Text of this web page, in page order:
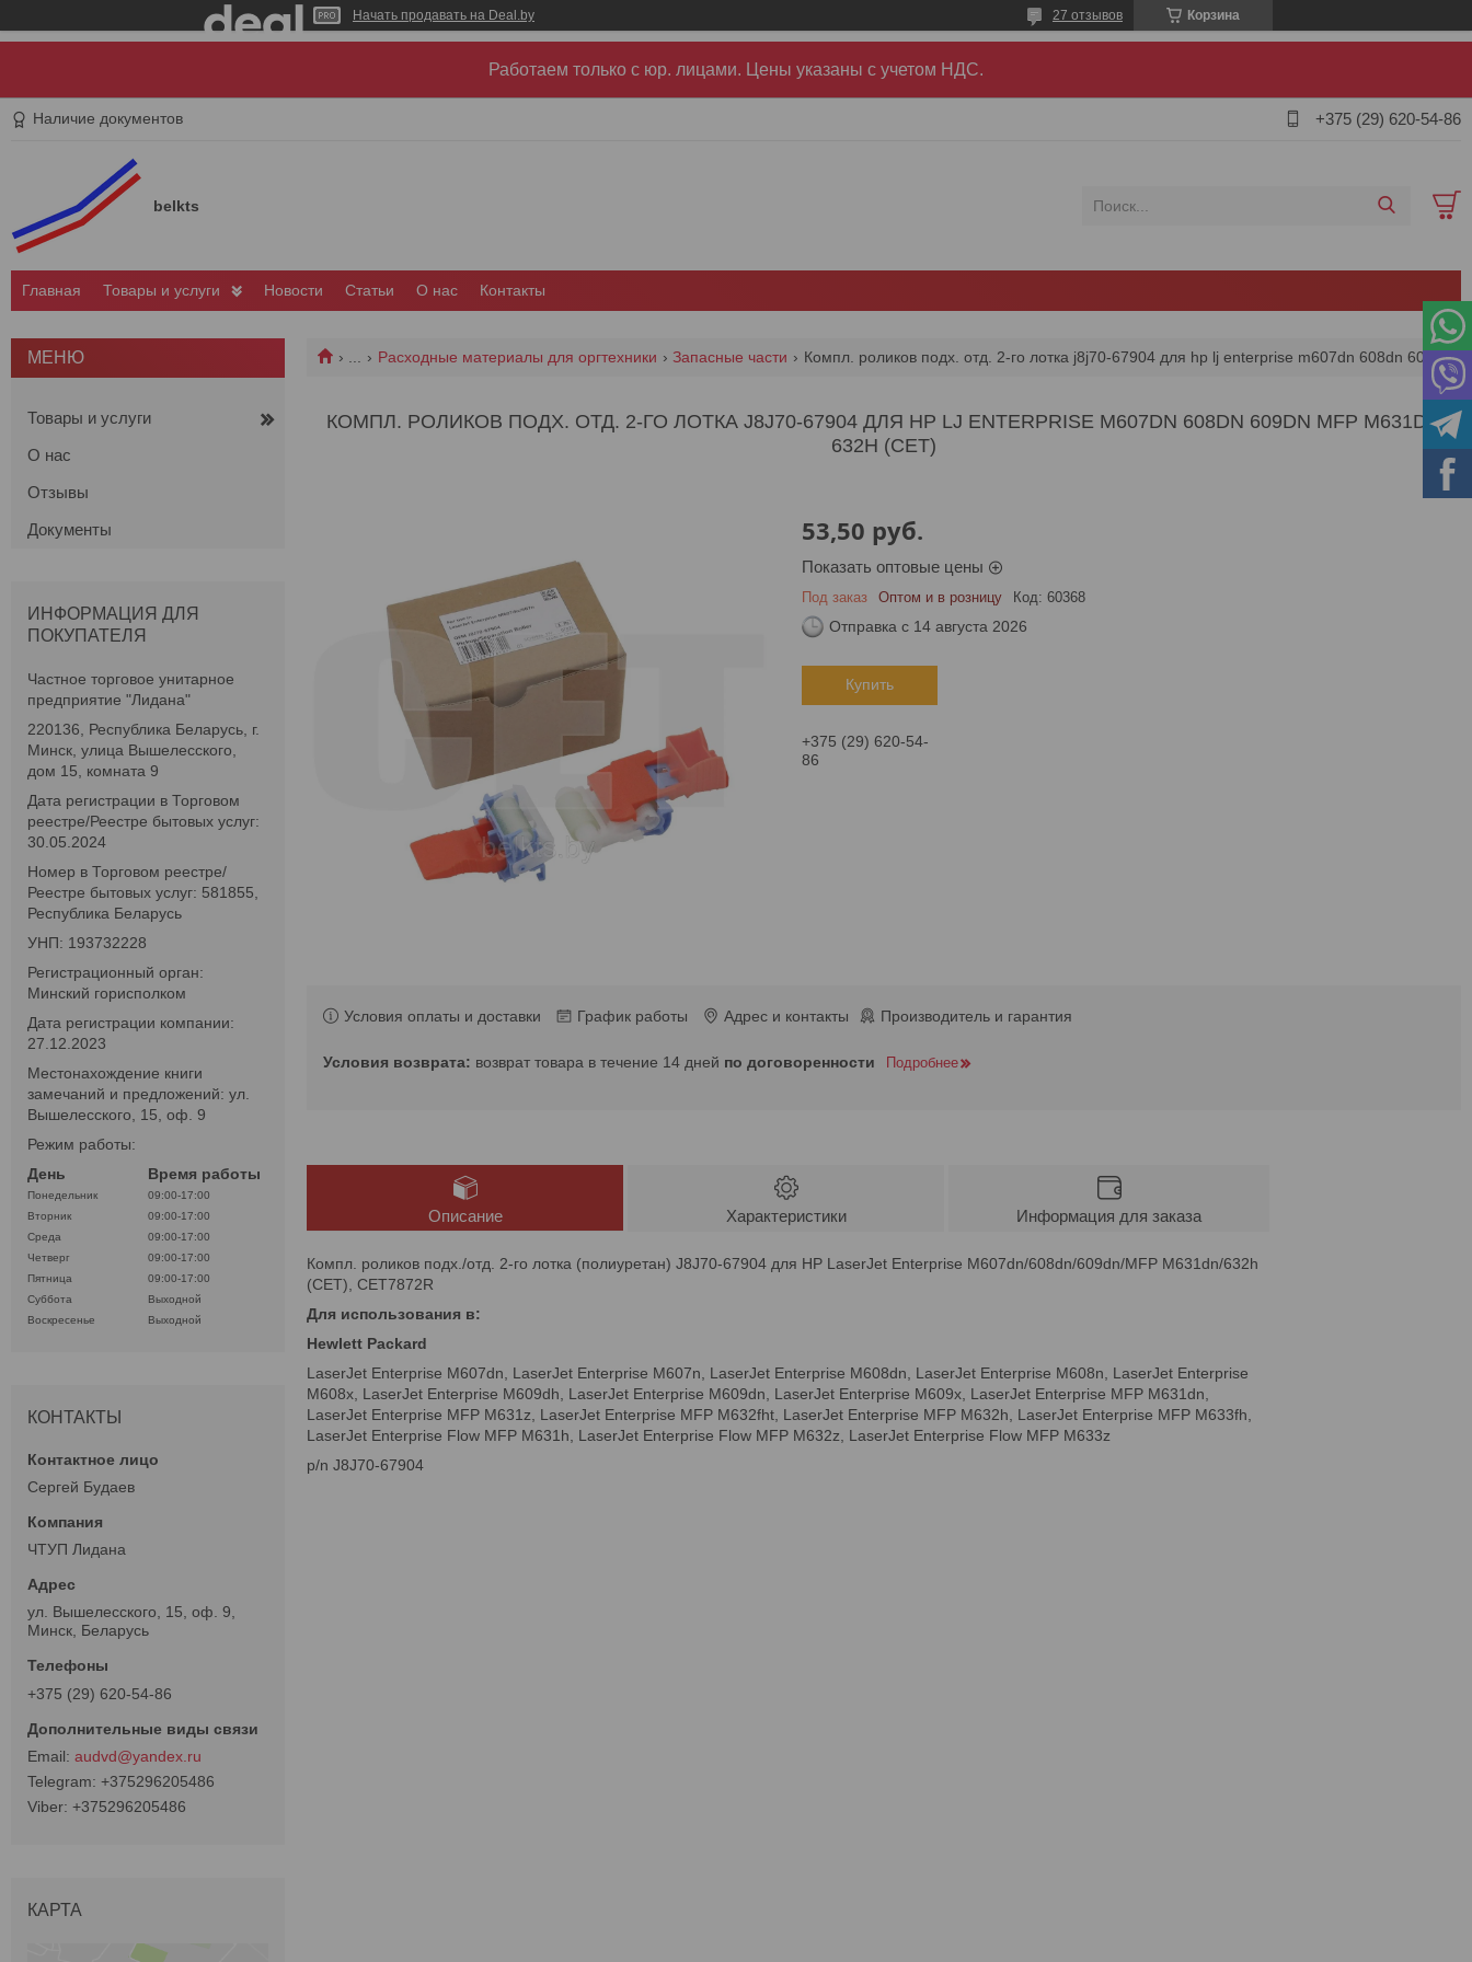
Начать продавать на Deal.by Корзина
27 отзывов
Работаем только с юр. лицами. Цены указаны c учетом НДС.
Наличие документов +375 (29) 620-54-86
belkts
Главная Товары и услуги Новости Статьи О нас Контакты
Расходные материалы для оргтехники Запасные части Компл. роликов подх. отд. 2-го лотка j8j70-67904 для hp lj enterprise m607dn 608dn 609dn mfp m631dn 632h (cet)
КОМПЛ. РОЛИКОВ ПОДХ. ОТД. 2-ГО ЛОТКА J8J70-67904 ДЛЯ HP LJ ENTERPRISE M607DN 608DN 609DN MFP M631DN
632H (CET)
53,50 руб.
Показать оптовые цены
Под заказ Оптом и в розницу Код: 60368
Отправка с 14 августа 2026
Купить
+375 (29) 620-54-
86
Условия оплаты и доставки График работы Адрес и контакты Производитель и гарантия
возврат товара в течение 14 дней по договоренности Подробнее
Описание Характеристики Информация для заказа
Компл. роликов подх./отд. 2-го лотка (полиуретан) J8J70-67904 для HP LaserJet Enterprise M607dn/608dn/609dn/MFP M631dn/632h
(CET), CET7872R
Для использования в:
Hewlett Packard
LaserJet Enterprise M607dn, LaserJet Enterprise M607n, LaserJet Enterprise M608dn, LaserJet Enterprise M608n, LaserJet Enterprise
M608x, LaserJet Enterprise M609dh, LaserJet Enterprise M609dn, LaserJet Enterprise M609x, LaserJet Enterprise MFP M631dn,
LaserJet Enterprise MFP M631z, LaserJet Enterprise MFP M632fht, LaserJet Enterprise MFP M632h, LaserJet Enterprise MFP M633fh,
LaserJet Enterprise Flow MFP M631h, LaserJet Enterprise Flow MFP M632z, LaserJet Enterprise Flow MFP M633z
p/n J8J70-67904
Товары и услуги
О нас
Отзывы
Документы
ИНФОРМАЦИЯ ДЛЯ
ПОКУПАТЕЛЯ
Частное торговое унитарное
предприятие "Лидана"
220136, Республика Беларусь, г.
Минск, улица Вышелесского,
дом 15, комната 9
Дата регистрации в Торговом
реестре/Реестре бытовых услуг:
30.05.2024
Номер в Торговом реестре/
Реестре бытовых услуг: 581855,
Республика Беларусь
УНП: 193732228
Регистрационный орган:
Минский горисполком
Дата регистрации компании:
27.12.2023
Местонахождение книги
замечаний и предложений: ул.
Вышелесского, 15, оф. 9
Режим работы:
День
Время работы
Понедельник
09:00-17:00
Вторник
09:00-17:00
Среда
09:00-17:00
Четверг
09:00-17:00
Пятница
09:00-17:00
Суббота
Выходной
Воскресенье
Выходной
КОНТАКТЫ
Сергей Будаев
ЧТУП Лидана
ул. Вышелесского, 15, оф. 9,
Минск, Беларусь
+375 (29) 620-54-86
audvd@yandex.ru
+375296205486
+375296205486
КАРТА